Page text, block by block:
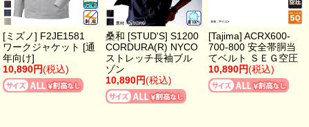
[ミズノ] F2JE1581
ワークジャケット [通
年向け]
10,890円(税込)
桑和 [STUD'S] S1200
CORDURA(R) NYCO
ストレッチ長袖ブル
ゾン
10,890円(税込)
[Tajima] ACRX600-
700-800 安全帯胴当
てベルト ＳＥＧ空圧
10,890円(税込)